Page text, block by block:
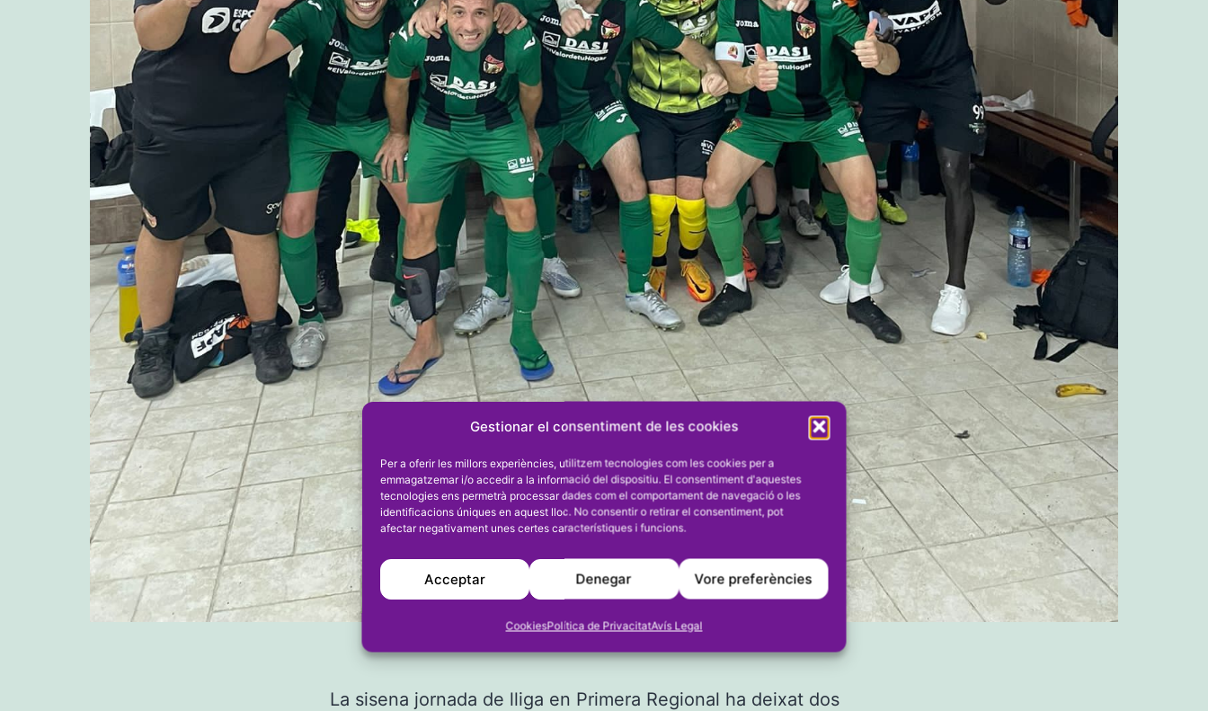
Gestionar el consentiment de les cookies
Per a oferir les millors experiències, utilitzem tecnologies com les cookies per a
emmagatzemar i/o accedir a la informació del dispositiu. El consentiment d'aquestes
tecnologies ens permetrà processar dades com el comportament de navegació o les
identificacions úniques en aquest lloc. No consentir o retirar el consentiment, pot
afectar negativament unes certes característiques i funcions.
Acceptar Denegar Vore preferències
CookiesPolítica de PrivacitatAvís Legal
La sisena jornada de lliga en Primera Regional ha deixat dos